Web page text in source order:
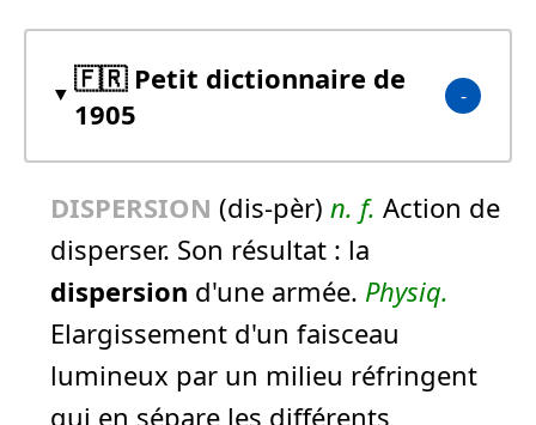
🇫🇷 Petit dictionnaire de
1905
DISPERSION (dis-pèr) n. f. Action de
disperser. Son résultat : la
dispersion d'une armée. Physiq.
Elargissement d'un faisceau
lumineux par un milieu réfringent
qui en sépare les différents